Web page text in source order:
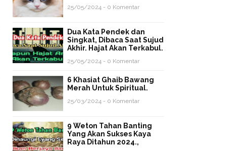
25/05/2024 - 0 Komentar
Dua Kata Pendek dan
Singkat, Dibaca Saat Sujud
Akhir. Hajat Akan Terkabul.
25/05/2024 - 0 Komentar
6 Khasiat Ghaib Bawang
Merah Untuk Spiritual.
25/03/2024 - 0 Komentar
9 Weton Tahan Banting
Yang Akan Sukses Kaya
Raya Ditahun 2024.,